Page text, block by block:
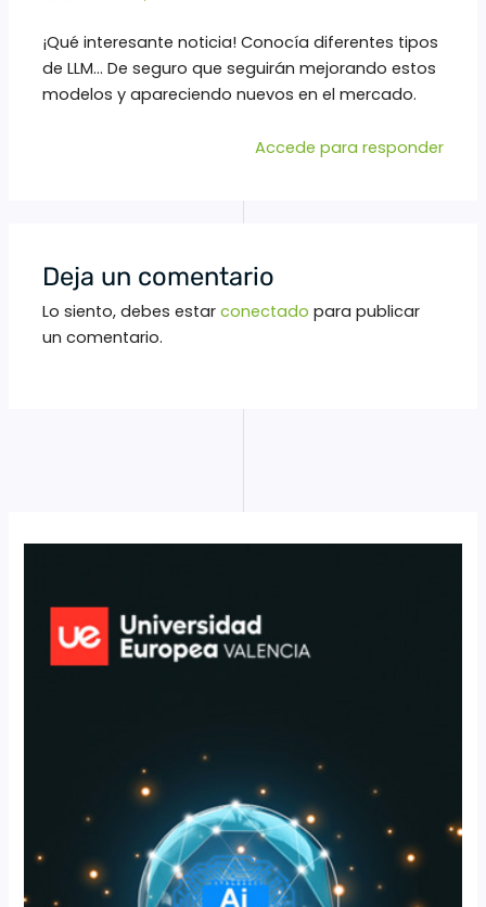
¡Qué interesante noticia! Conocía diferentes tipos
de LLM… De seguro que seguirán mejorando estos
modelos y apareciendo nuevos en el mercado.
Accede para responder
Deja un comentario
Lo siento, debes estarconectado para publicar
un comentario.